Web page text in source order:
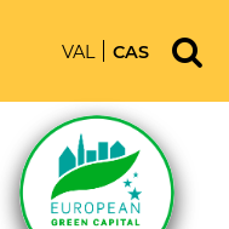
VAL CAS